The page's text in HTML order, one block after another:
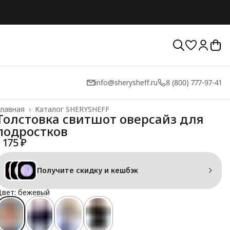
info@sherysheff.ru 8 (800) 777-97-41
Каталог SHERYSHEFF
›
свитшот оверсайз для
175 ₽
Получите скидку и кешбэк
бежевый